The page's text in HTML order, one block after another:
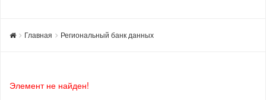
Главная Региональный банк данных
Элемент не найден!